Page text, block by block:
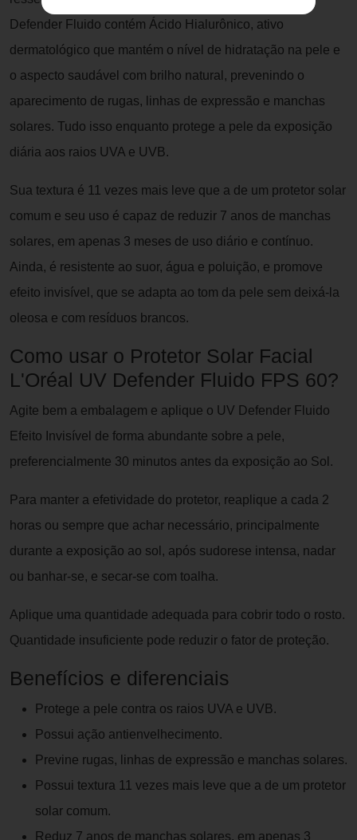
Defender Fluido contém Ácido Hialurônico, ativo
dermatológico que mantém o nível de hidratação na pele e
o aspecto saudável com brilho natural, prevenindo o
aparecimento de rugas, linhas de expressão e manchas
solares. Tudo isso enquanto protege a pele da exposição
diária aos raios UVA e UVB.
Sua textura é 11 vezes mais leve que a de um protetor solar
comum e seu uso é capaz de reduzir 7 anos de manchas
solares, em apenas 3 meses de uso diário e contínuo.
Ainda, é resistente ao suor, água e poluição, e promove
efeito invisível, que se adapta ao tom da pele sem deixá-la
oleosa e com resíduos brancos.
Como usar o Protetor Solar Facial
L'Oréal UV Defender Fluido FPS 60?
Agite bem a embalagem e aplique o UV Defender Fluido
Efeito Invisível de forma abundante sobre a pele,
preferencialmente 30 minutos antes da exposição ao Sol.
Para manter a efetividade do protetor, reaplique a cada 2
horas ou sempre que achar necessário, principalmente
durante a exposição ao sol, após sudorese intensa, nadar
ou banhar-se, e secar-se com toalha.
Aplique uma quantidade adequada para cobrir todo o rosto.
Quantidade insuficiente pode reduzir o fator de proteção.
Benefícios e diferenciais
Protege a pele contra os raios UVA e UVB.
Possui ação antienvelhecimento.
Previne rugas, linhas de expressão e manchas solares.
Possui textura 11 vezes mais leve que a de um protetor
solar comum.
Reduz 7 anos de manchas solares, em apenas 3